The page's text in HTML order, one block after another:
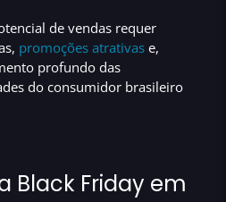
de vendas requer
promoções atrativas e,
profundo das
do consumidor brasileiro
Black Friday em